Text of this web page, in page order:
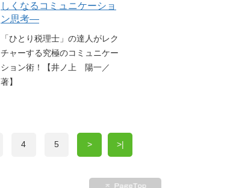
しくなるコミュニケーショ
ン思考―
「ひとり税理士」の達人がレク
チャーする究極のコミュニケー
ション術！【井ノ上 陽一／
著】
4 5 > >|